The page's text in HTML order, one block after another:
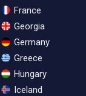
France
Georgia
Germany
Greece
Hungary
Iceland